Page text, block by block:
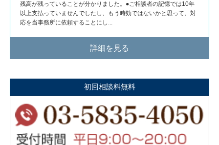
残高が残っていることが分かりました。●ご相談者の記憶では10年
以上支払っていませんでしたし、もう時効ではないかと思って、対
応を当事務所に依頼することにし...
詳細を見る
初回相談料無料